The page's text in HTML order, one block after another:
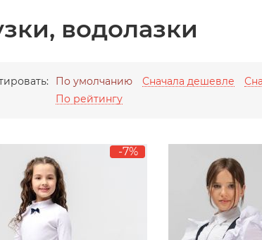
водолазки
По умолчанию Сначала дешевле
По рейтингу
-7%